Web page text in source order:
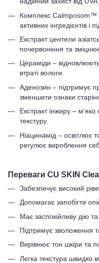
Комплекс Calmposom™
активних інгредієнтів і
Екстракт центели
почервоніння та
Цераміди –
втраті вологи.
Аденозин – підтримує
зменшити ознаки
Екстракт інжиру –
текстуру.
Ніацинамід – освітлює
регулює вироблення
Переваги CU SKIN
Забезпечує високий
Допомагає запобігти
Має заспокійливу дію
Підтримує зволоження та
Вирівнює тон шкіри та
Легка текстура швидко